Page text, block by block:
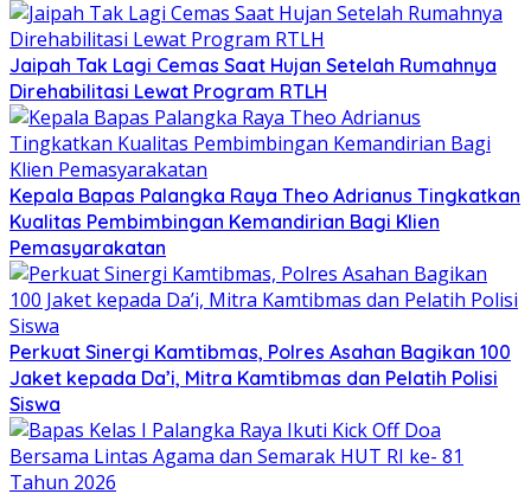
Jaipah Tak Lagi Cemas Saat Hujan Setelah Rumahnya
Direhabilitasi Lewat Program RTLH
Kepala Bapas Palangka Raya Theo Adrianus Tingkatkan
Kualitas Pembimbingan Kemandirian Bagi Klien
Pemasyarakatan
Perkuat Sinergi Kamtibmas, Polres Asahan Bagikan 100
Jaket kepada Da’i, Mitra Kamtibmas dan Pelatih Polisi
Siswa